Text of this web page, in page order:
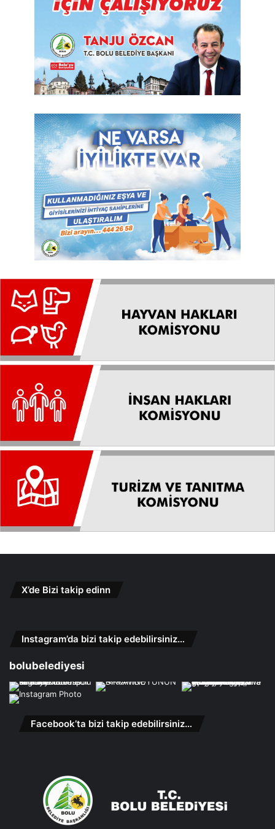
X’de Bizi takip edinn
Instagram’da bizi takip edebilirsiniz…
bolubelediyesi
Facebook’ta bizi takip edebilirsiniz…